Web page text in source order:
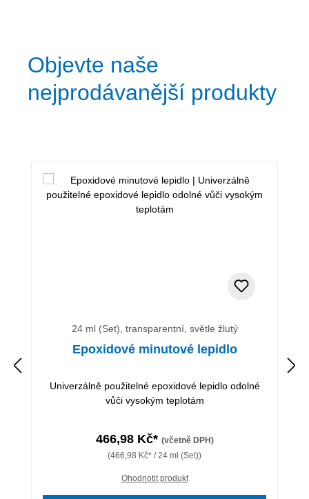
Objevte naše
nejprodávanější produkty
24 ml (Set), transparentní, světle žlutý
Epoxidové minutové lepidlo
Univerzálně použitelné epoxidové lepidlo odolné
vůči vysokým teplotám
466,98 Kč* (včetně DPH)
(466,98 Kč* / 24 ml (Set))
Ohodnotit produkt